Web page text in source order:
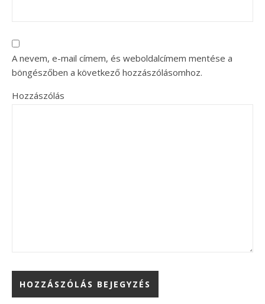
A nevem, e-mail címem, és weboldalcímem mentése a
böngészőben a következő hozzászólásomhoz.
Hozzászólás